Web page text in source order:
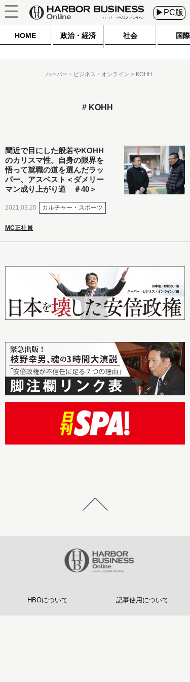
▶PC版
HOME 政治・経済 社会 国際
ハーバー・ビジネス・オンライン KOHH
KOHH
間近で目にした般若やKOHH
のカリスマ性。自身の限界を
悟って就職の道を選んだラッ
パー、アスベスト＜ダメリー
マン成り上がり道 ＃40＞
2021.03.20 カルチャー・スポーツ
MC正社員
HBOについて 記事使用について